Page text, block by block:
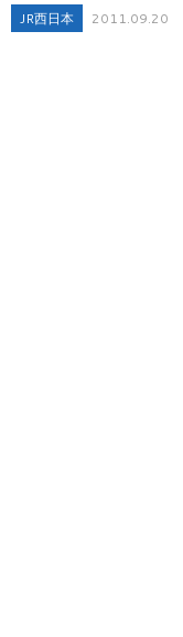
JR西日本 2011.09.20